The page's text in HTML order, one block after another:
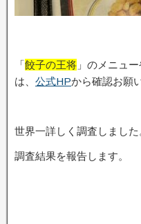
「餃子の王将 」のメニュ
は、 公式HPから確認お願
世界一詳しく調査しました
調査結果を報告します。